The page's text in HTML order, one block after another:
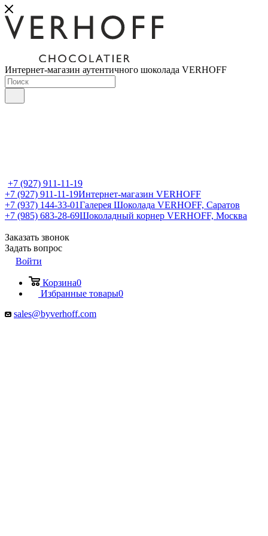
Интернет-магазин аутентичного шоколада VERHOFF
+7 (927) 911-11-19
+7 (927) 911-11-19Интернет-магазин VERHOFF
+7 (937) 144-33-01Галерея Шоколада VERHOFF, Саратов
+7 (985) 683-28-69Шоколадный корнер VERHOFF, Москва
Заказать звонок
Задать вопрос
Войти
Корзина0
Избранные товары0
sales@byverhoff.com